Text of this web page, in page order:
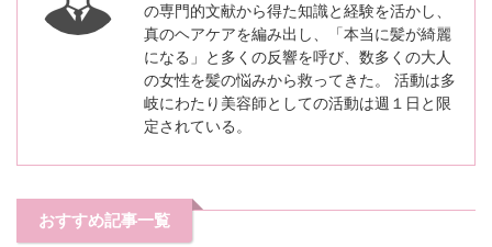
の専門的文献から得た知識と経験を活かし、
真のヘアケアを編み出し、「本当に髪が綺麗
になる」と多くの反響を呼び、数多くの大人
の女性を髪の悩みから救ってきた。 活動は多
岐にわたり美容師としての活動は週１日と限
定されている。
おすすめ記事一覧